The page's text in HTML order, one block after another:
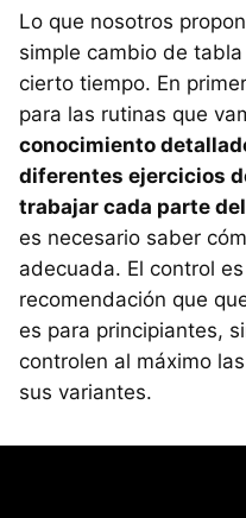
Lo que nosotros
simple cambio de
cierto tiempo. En
para las rutinas que
conocimiento
diferentes ejercicios
trabajar cada parte
es necesario saber
adecuada. El control
recomendación que
es para principiantes,
controlen al máximo
sus variantes.